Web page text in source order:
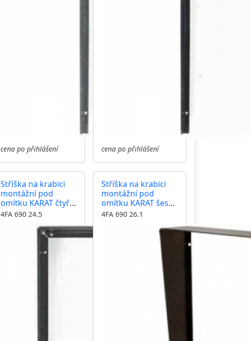
cena po přihlášení cena po přihlášení
Stříška na krabici
montážní pod
omítku KARAT čtyři
moduly vertikální
4FA 690 24.5
Stříška na krabici
montážní pod
omítku KARAT šest
modulů vertikální
4FA 690 26.1